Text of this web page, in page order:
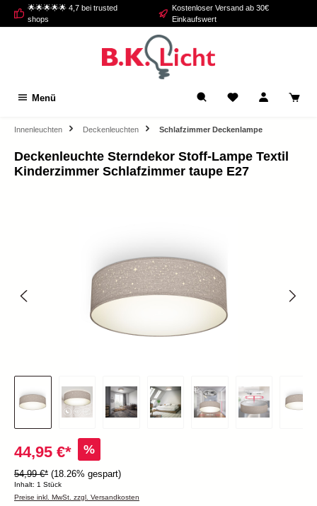
springen
🌟🌟🌟🌟🌟 4,7 bei trusted
shops
Kostenloser Versand ab 30€
Einkaufswert
Menü
Innenleuchten Deckenleuchten Schlafzimmer Deckenlampe
Deckenleuchte Sterndekor Stoff-Lampe Textil
Kinderzimmer Schlafzimmer taupe E27
44,95 €* %
54,99 €* (18.26% gespart)
Inhalt: 1 Stück
Preise inkl. MwSt. zzgl. Versandkosten